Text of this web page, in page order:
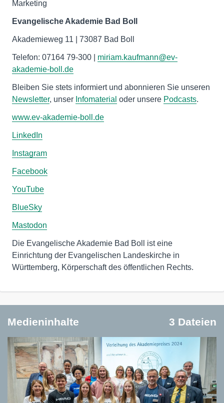
Marketing
Evangelische Akademie Bad Boll
Akademieweg 11 | 73087 Bad Boll
Telefon: 07164 79-300 | miriam.kaufmann@ev-
akademie-boll.de
Bleiben Sie stets informiert und abonnieren Sie unseren
Newsletter, unser Infomaterial oder unsere Podcasts.
www.ev-akademie-boll.de
LinkedIn
Instagram
Facebook
YouTube
BlueSky
Mastodon
Die Evangelische Akademie Bad Boll ist eine
Einrichtung der Evangelischen Landeskirche in
Württemberg, Körperschaft des öffentlichen Rechts.
Medieninhalte 3 Dateien